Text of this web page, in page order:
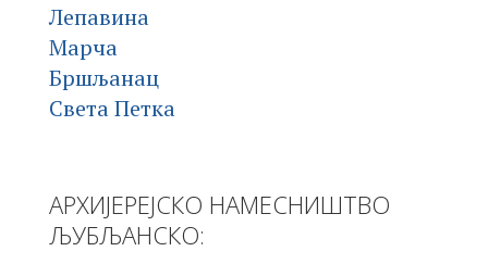
Лепавина
Марча
Бршљанац
Света Петка
АРХИЈЕРЕЈСКО НАМЕСНИШТВО
ЉУБЉАНСКО: